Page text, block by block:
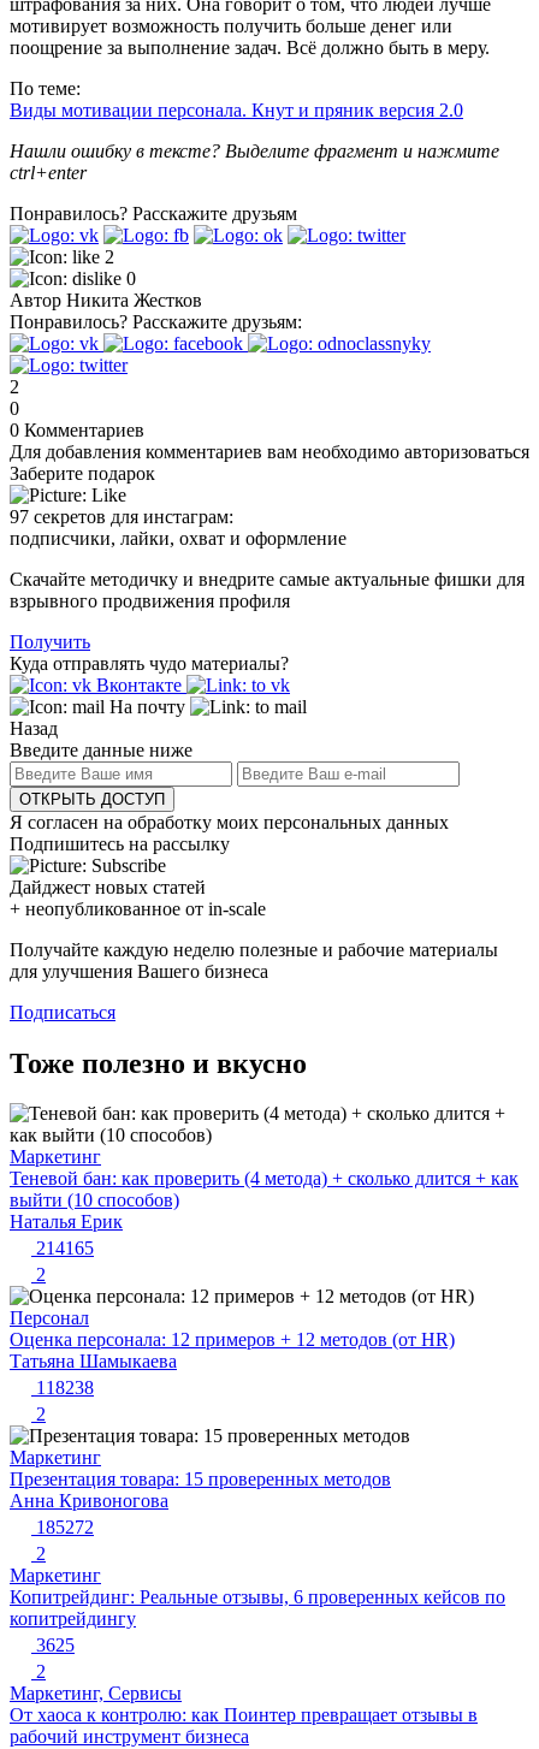
мотивирует возможность получить больше денег или
поощрение за выполнение задач. Всё должно быть в меру.
По теме:
Виды мотивации персонала. Кнут и пряник версия 2.0
Нашли ошибку в тексте? Выделите фрагмент и нажмите
ctrl+enter
Понравилось? Расскажите друзьям
2
0
Автор Никита Жестков
Понравилось? Расскажите друзьям:
2
0
0 Комментариев
Для добавления комментариев вам необходимо авторизоваться
Заберите подарок
97 секретов для инстаграм:
подписчики, лайки, охват и оформление
Скачайте методичку и внедрите самые актуальные фишки для
взрывного продвижения профиля
Получить
Куда отправлять чудо материалы?
Вконтакте
На почту
Назад
Введите данные ниже
ОТКРЫТЬ ДОСТУП
Я согласен на обработку моих персональных данных
Подпишитесь на рассылку
Дайджест новых статей
+ неопубликованное от in-scale
Получайте каждую неделю полезные и рабочие материалы
для улучшения Вашего бизнеса
Подписаться
Тоже полезно и вкусно
Маркетинг
Теневой бан: как проверить (4 метода) + сколько длится + как
выйти (10 способов)
Наталья Ерик
214165
2
Персонал
Оценка персонала: 12 примеров + 12 методов (от HR)
Татьяна Шамыкаева
118238
2
Маркетинг
Презентация товара: 15 проверенных методов
Анна Кривоногова
185272
2
Маркетинг
Копитрейдинг: Реальные отзывы, 6 проверенных кейсов по
копитрейдингу
3625
2
Маркетинг, Сервисы
От хаоса к контролю: как Поинтер превращает отзывы в
рабочий инструмент бизнеса